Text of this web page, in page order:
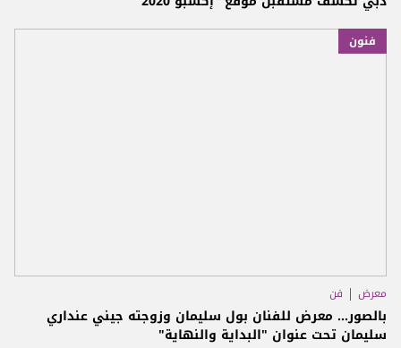
فنون
معرض فن
بالصور... معرض للفنان بول سليمان وزوجته جيني عنداري
سليمان تحت عنوان "البداية والنهاية"